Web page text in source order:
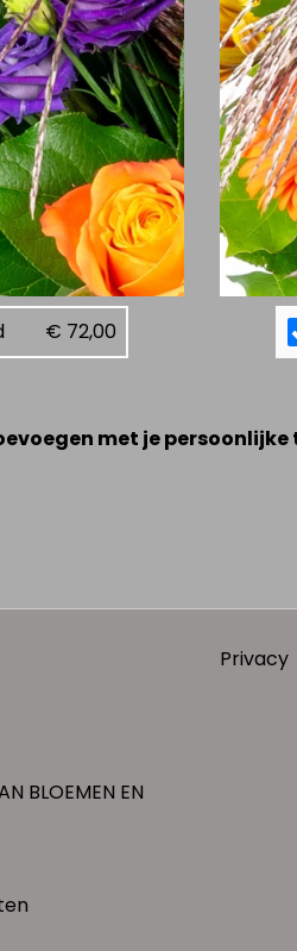
€ 72,00
met je persoonlijke
BLOEMEN EN
Privacy